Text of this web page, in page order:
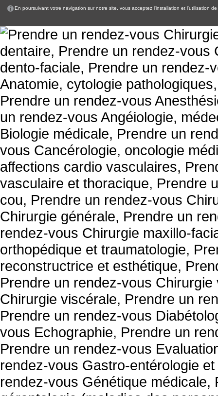
En poursuivant votre navigation sur notre site, vous acceptez l'installation et l'utilisation